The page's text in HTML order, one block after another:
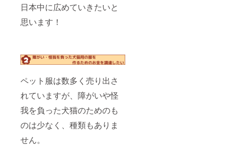
日本中に広めていきたいと
思います！
ペット服は数多く売り出さ
れていますが、障がいや怪
我を負った犬猫のためのも
のは少なく、種類もありま
せん。